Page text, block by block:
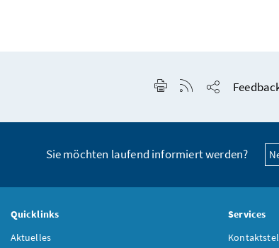
Seite drucken
RSS-Feed
Sie möchten laufend informiert werden?
Quicklinks
Aktuelles
Services